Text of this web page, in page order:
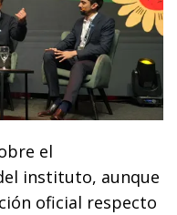
el
instituto, aunque
oficial respecto